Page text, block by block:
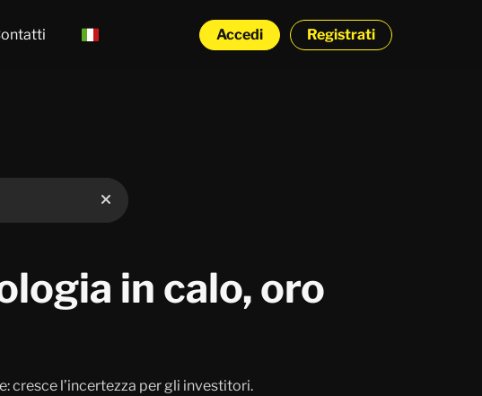
Accedi Registrati
in calo, oro
cresce l’incertezza per gli investitori.